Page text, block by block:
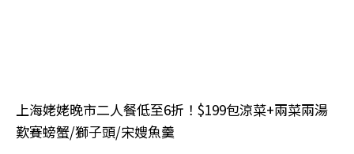
上海姥姥晚市二人餐低至6折！$199包涼菜+兩菜兩湯
歎賽螃蟹/獅子頭/宋嫂魚羹